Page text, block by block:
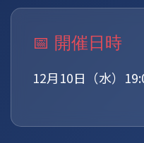
📅 開催日時
12月10日（水）